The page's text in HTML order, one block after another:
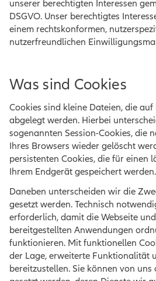
unserer berechtigten Interessen
DSGVO. Unser berechtigtes
einem rechtskonformen,
nutzerfreundlichen
Was sind Cookies
Cookies sind kleine Dateien, die
abgelegt werden. Hierbei
sogenannten Session-Cookies, die
Ihres Browsers wieder gelöscht
persistenten Cookies, die für einen
Ihrem Endgerät gespeichert werden.
Daneben unterscheiden wir die
gesetzt werden. Technisch
erforderlich, damit die Webseite
bereitgestellten Anwendungen
funktionieren. Mit funktionellen
der Lage, erweiterte Funktionalität
bereitzustellen. Sie können von